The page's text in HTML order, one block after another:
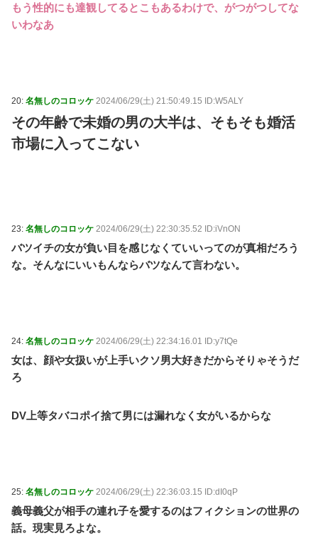
もう性的にも達観してるとこもあるわけで、がつがつしてな
いわなあ
20: 名無しのコロッケ 2024/06/29(土) 21:50:49.15 ID:W5ALY
その年齢で未婚の男の大半は、そもそも婚活
市場に入ってこない
23: 名無しのコロッケ 2024/06/29(土) 22:30:35.52 ID:iVnON
バツイチの女が負い目を感じなくていいってのが真相だろう
な。そんなにいいもんならバツなんて言わない。
24: 名無しのコロッケ 2024/06/29(土) 22:34:16.01 ID:y7tQe
女は、顔や女扱いが上手いクソ男大好きだからそりゃそうだ
ろ
DV上等タバコポイ捨て男には漏れなく女がいるからな
25: 名無しのコロッケ 2024/06/29(土) 22:36:03.15 ID:dI0qP
義母義父が相手の連れ子を愛するのはフィクションの世界の
話。現実見ろよな。